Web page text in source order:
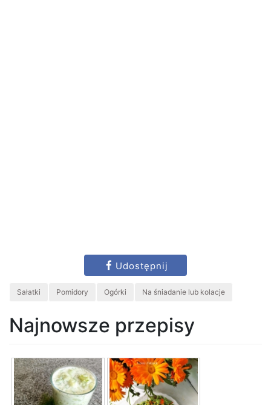
Udostępnij
Sałatki Pomidory Ogórki Na śniadanie lub kolacje
Najnowsze przepisy